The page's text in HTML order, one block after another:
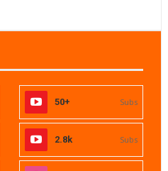
50+ Subs
2.8k Subs